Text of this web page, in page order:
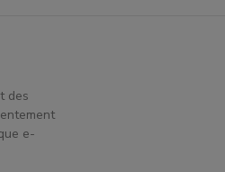
des
e-